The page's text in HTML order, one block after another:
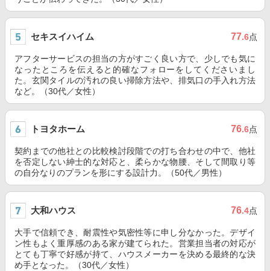
セキスイハイム 77.6点
アフターサービスの担当の方がすごく良い方で、少しでも気に
なったところを伝えると的確なフォローをしてくださいまし
た。玄関タイルの汚れの良い掃除方法や、排気口の手入れ方法
など。（30代／女性）
トヨタホーム 76.6点
契約までの他社との比較検討段階での打ち合わせの中で、他社
を否定しない紳士的な対応と、柔らかな物腰、そして間取り等
の自分なりのプランを形にする設計力。（50代／男性）
大和ハウス 76.4点
大手で信頼でき、耐震性や気密性等に申し分なかった。デザイ
ン性もよく重厚感のある家が建てられた。営業担当者の対応が
とても丁寧で好感が持て、ハウスメーカーを決める最終的な決
め手となった。（30代／女性）